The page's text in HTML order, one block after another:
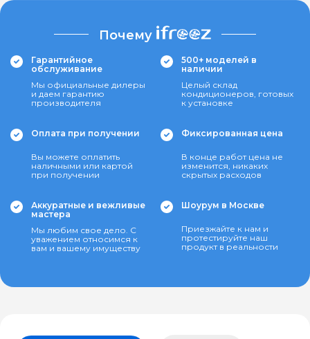
Почему
Гарантийное
обслуживание
Мы официальные дилеры
и даем гарантию
производителя
500+ моделей в
наличии
Целый склад
кондиционеров, готовых
к установке
Оплата при получении
Вы можете оплатить
наличными или картой
при получении
Фиксированная цена
В конце работ цена не
изменится, никаких
скрытых расходов
Аккуратные и вежливые
мастера
Мы любим свое дело. С
уважением относимся к
вам и вашему имуществу
Шоурум в Москве
Приезжайте к нам и
протестируйте наш
продукт в реальности